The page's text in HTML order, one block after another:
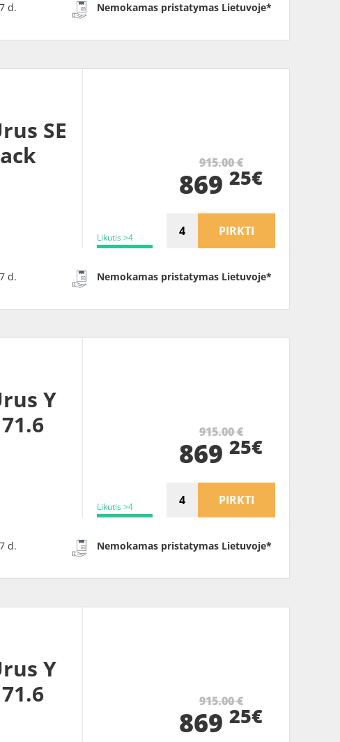
d. Nemokamas pristatymas Lietuvoje*
SE
Likutis >4
915.00 €
869 25€
PIRKTI
d. Nemokamas pristatymas Lietuvoje*
Y
Likutis >4
915.00 €
869 25€
PIRKTI
d. Nemokamas pristatymas Lietuvoje*
Y
915.00 €
869 25€